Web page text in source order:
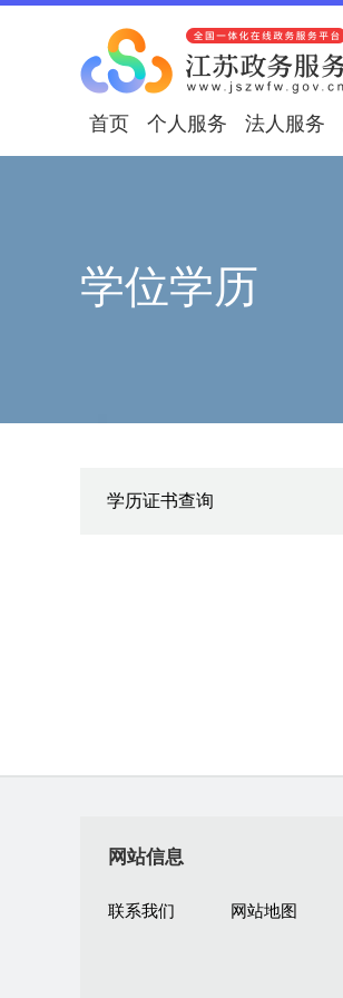
首页 个人服务 法人服务
学位学历
学历证书查询
网站信息
联系我们 网站地图